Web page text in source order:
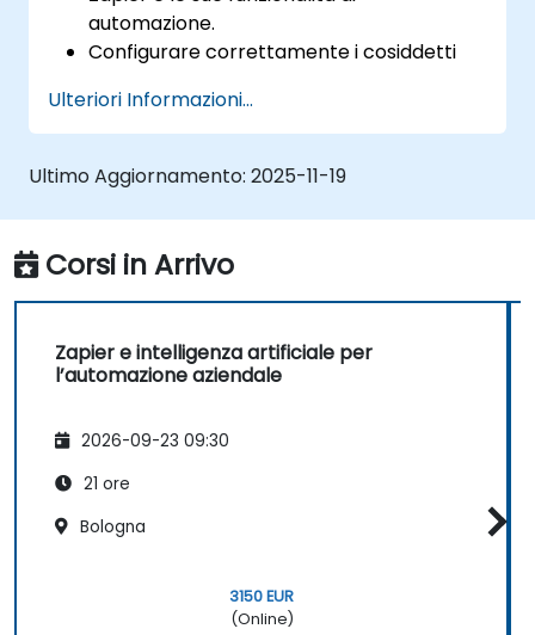
automazione.
Configurare correttamente i cosiddetti
Integrare con Zapier gli strumenti
aziendali più utilizzati.
Gestire e ottimizzare i flussi di lavoro
automatizzati.
Ulteriori Informazioni...
Ultimo Aggiornamento: 2025-11-19
Corsi in Arrivo
Zapier e intelligenza artificiale per
l’automazione aziendale
2026-09-23 09:30
21 ore
Bologna
3150 EUR
(Online)